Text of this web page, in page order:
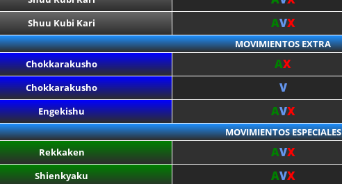
Shuu Kubi Kari
AVX
MOVIMIENTOS EXTRA
Chokkarakusho
AX
Chokkarakusho
V
Engekishu
AVX
MOVIMIENTOS ESPECIALES
Rekkaken
AVX
Shienkyaku
AVX